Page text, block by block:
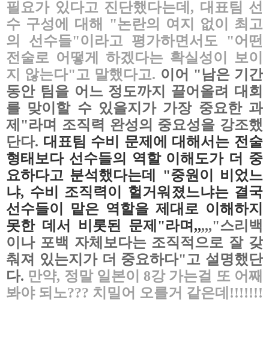
필요가 있다고 진단했다는데, 대표팀 선
수 구성에 대해 "논란의 여지 없이 최고
의 선수들"이라고 평가하면서도 "어떤
전술로 어떻게 하겠다는 확실성이 보이
지 않는다"고 말했다고. 이어 "남은 기간
동안 팀을 어느 정도까지 끌어올려 대회
를 맞이할 수 있을지가 가장 중요한 과
제"라며 조직력 완성의 중요성을 강조했
단다. 대표팀 수비 문제에 대해서는 전술
형태보다 선수들의 역할 이해도가 더 중
요하다고 분석했다는데 "중원이 비었느
냐, 수비 조직력이 헐거워졌느냐는 결국
선수들이 맡은 역할을 제대로 이해하지
못한 데서 비롯된 문제"라며,,,,,"스리백
이나 포백 자체보다는 조직적으로 잘 갖
춰져 있는지가 더 중요하다"고 설명했단
다. 만약, 정말 일본이 8강 가는걸 또 어째
봐야 되노??? 치밀어 오를거 같은데!!!!!!!